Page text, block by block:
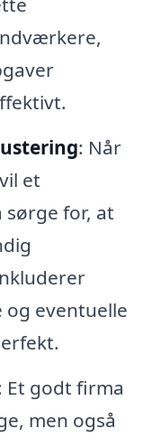
: Når
et
for, at
og eventuelle
Et godt firma
men også